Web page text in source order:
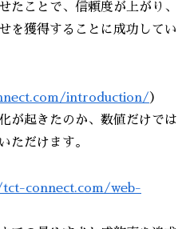
たことで、信頼度が上がり、
を獲得することに成功してい
introduction/）
が起きたのか、数値だけでは
ただけます。
connect.com/web-